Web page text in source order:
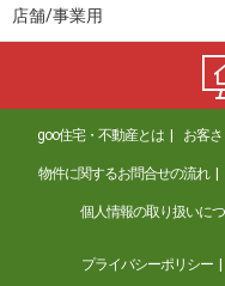
店舗/事業用
goo住宅・不動産とは お客
物件に関するお問合せの流れ
個人情報の取り扱いに
プライバシーポリシー